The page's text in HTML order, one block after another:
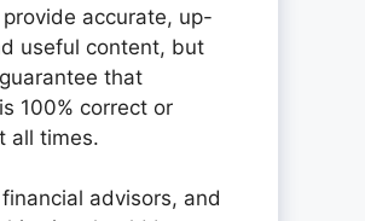
accurate, up-
useful content, but
that
100% correct or
all times.
advisors, and